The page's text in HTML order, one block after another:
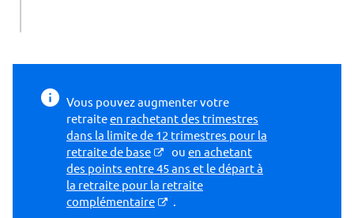
Vous pouvez augmenter votre
retraiteen rachetant des trimestres
dans la limite de 12 trimestres pour la
retraite de base
ou en achetant
des points entre 45 ans et le départ à
la retraite pour la retraite
complémentaire
.